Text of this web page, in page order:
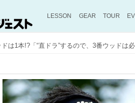
LESSON GEAR TOUR